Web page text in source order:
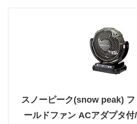
スノーピーク(snow peak) フ
ールドファン ACアダプタ